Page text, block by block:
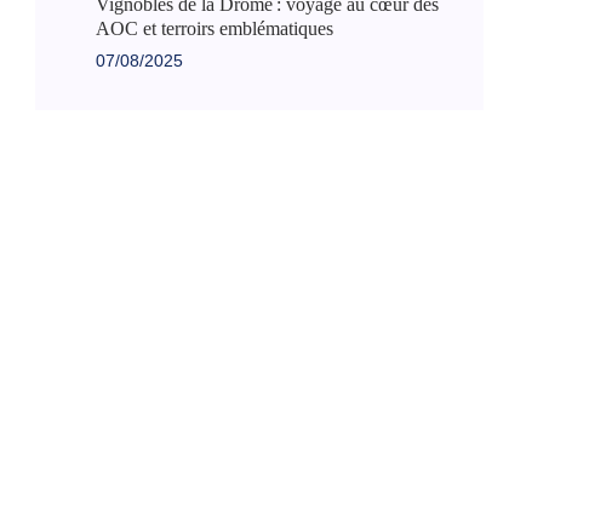
Vignobles de la Drôme : voyage au cœur des
AOC et terroirs emblématiques
07/08/2025